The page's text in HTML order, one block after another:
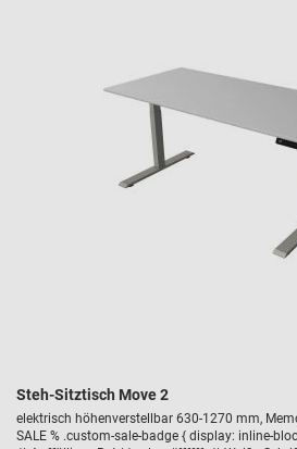
Steh-Sitztisch Move 2
elektrisch höhenverstellbar 630-1270 mm,
SALE % .custom-sale-badge { display: inline-block; background-color: #ff0000;